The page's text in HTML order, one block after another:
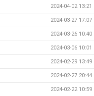
2024-04-02 13:21
2024-03-27 17:07
2024-03-26 10:40
2024-03-06 10:01
2024-02-29 13:49
2024-02-27 20:44
2024-02-22 10:59